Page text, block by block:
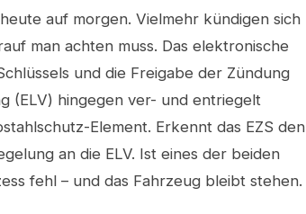
auf morgen. Vielmehr kündigen sich
man achten muss. Das elektronische
und die Freigabe der Zündung
(ELV) hingegen ver- und entriegelt
Element. Erkennt das EZS den
an die ELV. Ist eines der beiden
fehl – und das Fahrzeug bleibt stehen.